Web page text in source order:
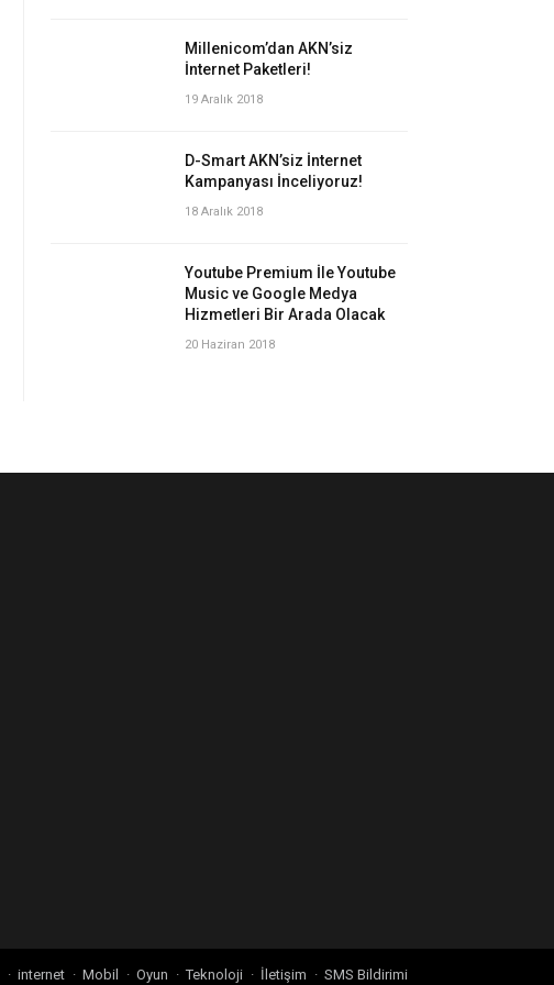
Millenicom’dan AKN’siz
İnternet Paketleri!
19 Aralık 2018
D-Smart AKN’siz İnternet
Kampanyası İnceliyoruz!
18 Aralık 2018
Youtube Premium İle Youtube
Music ve Google Medya
Hizmetleri Bir Arada Olacak
20 Haziran 2018
internet Mobil Oyun Teknoloji İletişim SMS Bildirimi